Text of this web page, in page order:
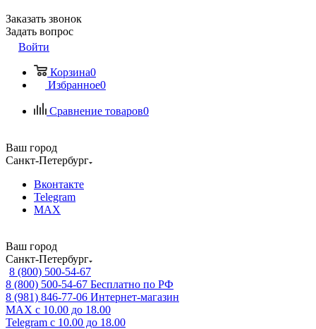
Заказать звонок
Задать вопрос
Войти
Корзина0
Избранное0
Сравнение товаров0
Ваш город
Санкт-Петербург
Вконтакте
Telegram
MAX
Ваш город
Санкт-Петербург
8 (800) 500-54-67
8 (800) 500-54-67 Бесплатно по РФ
8 (981) 846-77-06 Интернет-магазин
MAX с 10.00 до 18.00
Telegram с 10.00 до 18.00